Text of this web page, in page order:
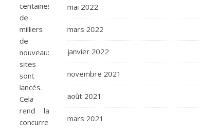
centaines
de
milliers
de
nouveaux
sites
sont
lancés.
Cela
rend la
concurrence
mai 2022
mars 2022
janvier 2022
novembre 2021
août 2021
mars 2021